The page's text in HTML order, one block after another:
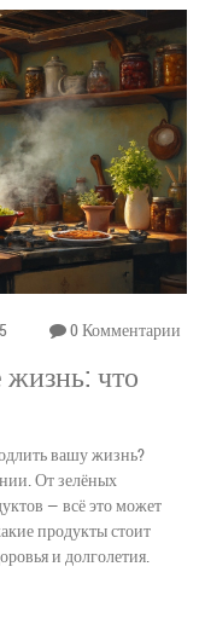
0 Комментарии
что
вашу жизнь?
От зелёных
— всё это может
продукты стоит
и долголетия.